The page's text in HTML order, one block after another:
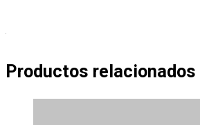
Productos relacionados